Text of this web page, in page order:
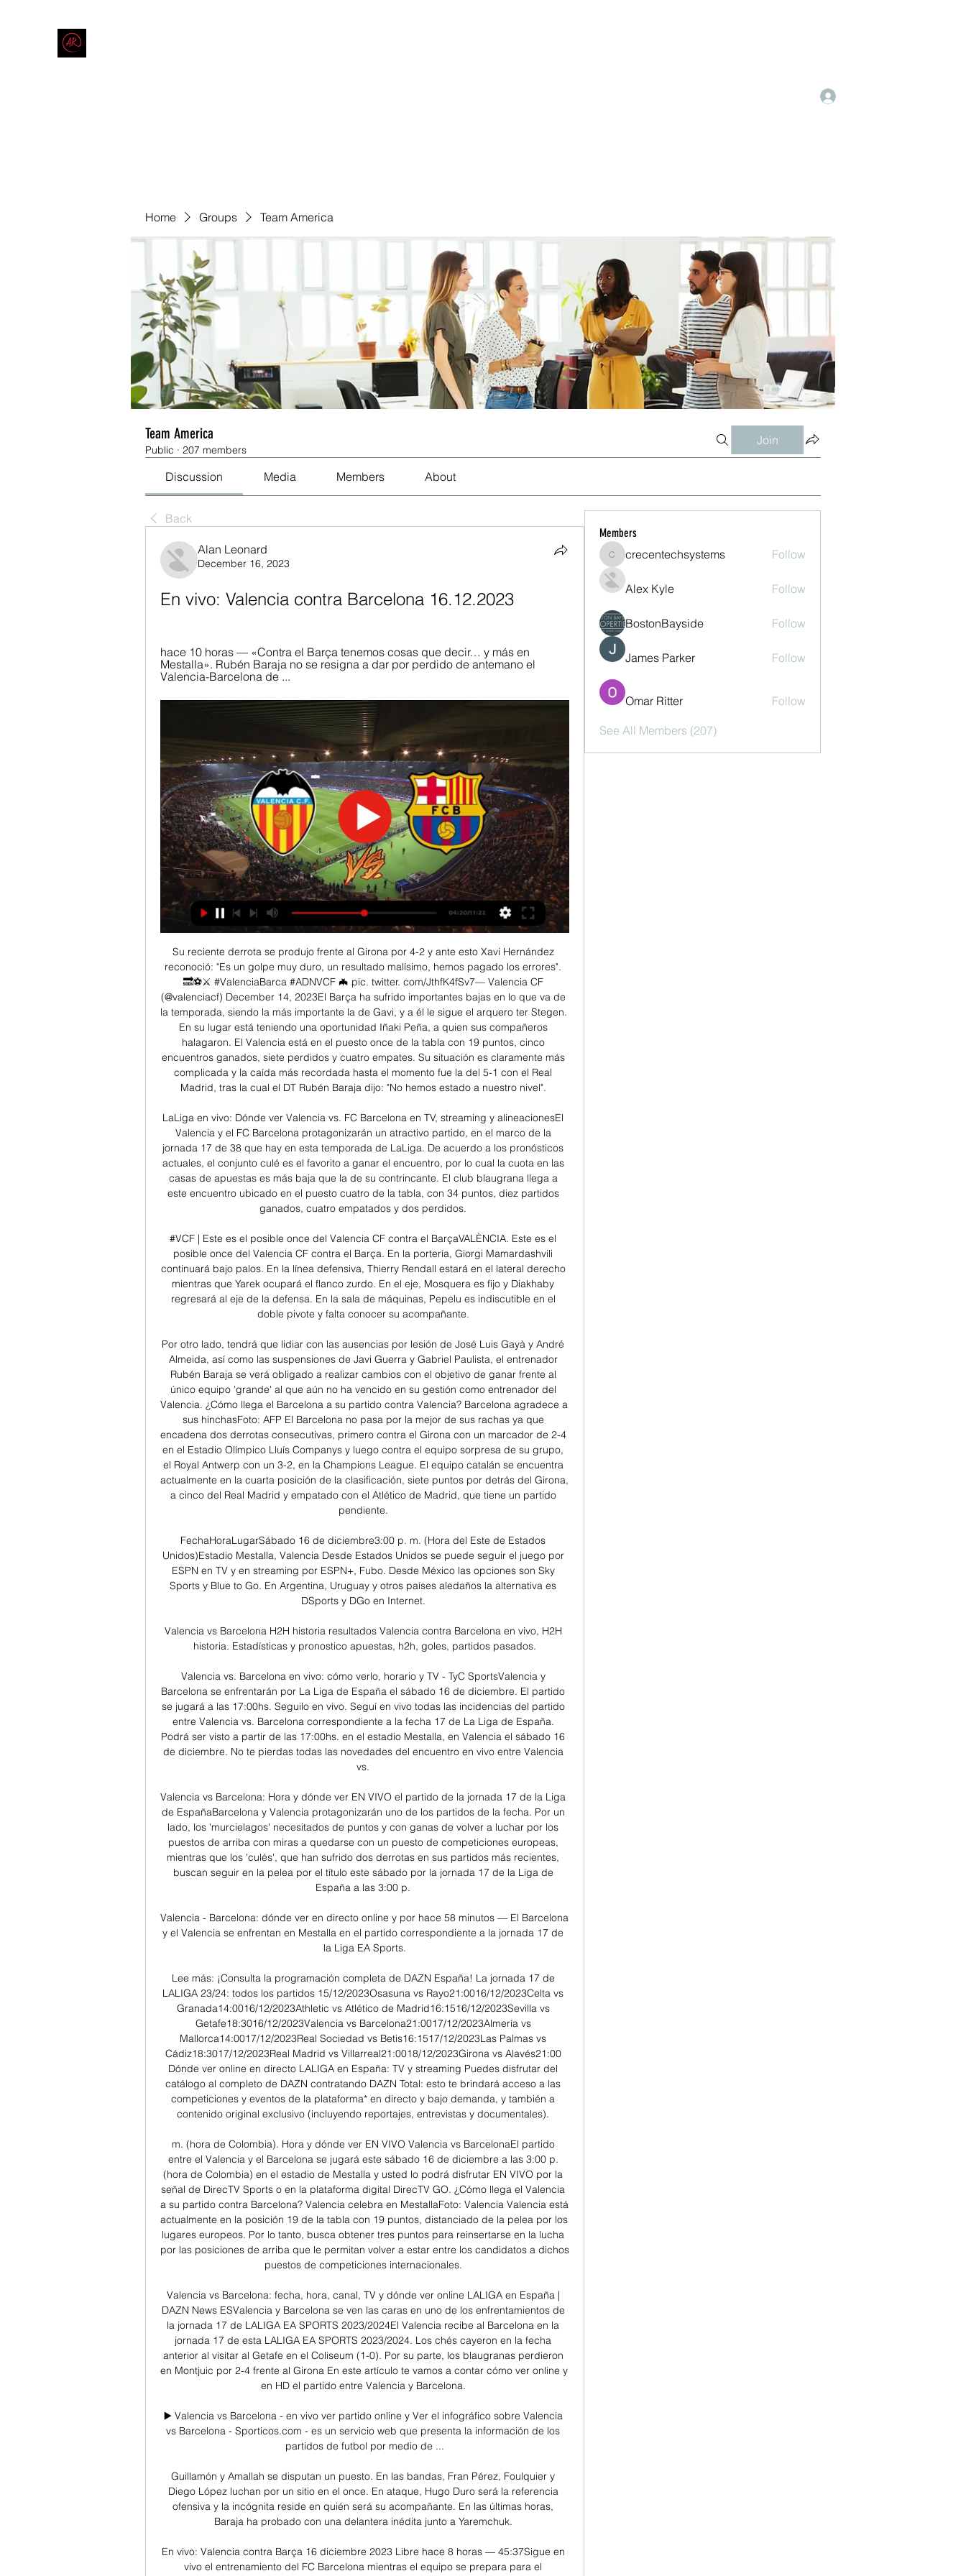
Home Groups Team America
Team America
Public · 207 members
Join
Discussion Media Members About
Back
Alan Leonard
December 16, 2023
En vivo: Valencia contra Barcelona 16.12.2023
hace 10 horas — «Contra el Barça tenemos cosas que decir… y más en
Mestalla». Rubén Baraja no se resigna a dar por perdido de antemano el
Valencia-Barcelona de ...
Su reciente derrota se produjo frente al Girona por 4-2 y ante esto Xavi Hernández
reconoció: "Es un golpe muy duro, un resultado malísimo, hemos pagado los errores".
🔜⚽️⚔️ #ValenciaBarca #ADNVCF 🦇 pic. twitter. com/JthfK4fSv7— Valencia CF
(@valenciacf) December 14, 2023El Barça ha sufrido importantes bajas en lo que va de
la temporada, siendo la más importante la de Gavi, y a él le sigue el arquero ter Stegen.
En su lugar está teniendo una oportunidad Iñaki Peña, a quien sus compañeros
halagaron. El Valencia está en el puesto once de la tabla con 19 puntos, cinco
encuentros ganados, siete perdidos y cuatro empates. Su situación es claramente más
complicada y la caída más recordada hasta el momento fue la del 5-1 con el Real
Madrid, tras la cual el DT Rubén Baraja dijo: "No hemos estado a nuestro nivel".
LaLiga en vivo: Dónde ver Valencia vs. FC Barcelona en TV, streaming y alineacionesEl
Valencia y el FC Barcelona protagonizarán un atractivo partido, en el marco de la
jornada 17 de 38 que hay en esta temporada de LaLiga. De acuerdo a los pronósticos
actuales, el conjunto culé es el favorito a ganar el encuentro, por lo cual la cuota en las
casas de apuestas es más baja que la de su contrincante. El club blaugrana llega a
este encuentro ubicado en el puesto cuatro de la tabla, con 34 puntos, diez partidos
ganados, cuatro empatados y dos perdidos.
#VCF | Este es el posible once del Valencia CF contra el BarçaVALÈNCIA. Este es el
posible once del Valencia CF contra el Barça. En la portería, Giorgi Mamardashvili
continuará bajo palos. En la línea defensiva, Thierry Rendall estará en el lateral derecho
mientras que Yarek ocupará el flanco zurdo. En el eje, Mosquera es fijo y Diakhaby
regresará al eje de la defensa. En la sala de máquinas, Pepelu es indiscutible en el
doble pivote y falta conocer su acompañante.
Por otro lado, tendrá que lidiar con las ausencias por lesión de José Luis Gayà y André
Almeida, así como las suspensiones de Javi Guerra y Gabriel Paulista, el entrenador
Rubén Baraja se verá obligado a realizar cambios con el objetivo de ganar frente al
único equipo 'grande' al que aún no ha vencido en su gestión como entrenador del
Valencia. ¿Cómo llega el Barcelona a su partido contra Valencia? Barcelona agradece a
sus hinchasFoto: AFP El Barcelona no pasa por la mejor de sus rachas ya que
encadena dos derrotas consecutivas, primero contra el Girona con un marcador de 2-4
en el Estadio Olímpico Lluís Companys y luego contra el equipo sorpresa de su grupo,
el Royal Antwerp con un 3-2, en la Champions League. El equipo catalán se encuentra
actualmente en la cuarta posición de la clasificación, siete puntos por detrás del Girona,
a cinco del Real Madrid y empatado con el Atlético de Madrid, que tiene un partido
pendiente.
FechaHoraLugarSábado 16 de diciembre3:00 p. m. (Hora del Este de Estados
Unidos)Estadio Mestalla, Valencia Desde Estados Unidos se puede seguir el juego por
ESPN en TV y en streaming por ESPN+, Fubo. Desde México las opciones son Sky
Sports y Blue to Go. En Argentina, Uruguay y otros países aledaños la alternativa es
DSports y DGo en Internet.
Valencia vs Barcelona H2H historia resultados Valencia contra Barcelona en vivo, H2H
historia. Estadísticas y pronostico apuestas, h2h, goles, partidos pasados.
Valencia vs. Barcelona en vivo: cómo verlo, horario y TV - TyC SportsValencia y
Barcelona se enfrentarán por La Liga de España el sábado 16 de diciembre. El partido
se jugará a las 17:00hs. Seguilo en vivo. Seguí en vivo todas las incidencias del partido
entre Valencia vs. Barcelona correspondiente a la fecha 17 de La Liga de España.
Podrá ser visto a partir de las 17:00hs. en el estadio Mestalla, en Valencia el sábado 16
de diciembre. No te pierdas todas las novedades del encuentro en vivo entre Valencia
vs.
Valencia vs Barcelona: Hora y dónde ver EN VIVO el partido de la jornada 17 de la Liga
de EspañaBarcelona y Valencia protagonizarán uno de los partidos de la fecha. Por un
lado, los 'murcielagos' necesitados de puntos y con ganas de volver a luchar por los
puestos de arriba con miras a quedarse con un puesto de competiciones europeas,
mientras que los 'culés', que han sufrido dos derrotas en sus partidos más recientes,
buscan seguir en la pelea por el título este sábado por la jornada 17 de la Liga de
España a las 3:00 p.
Valencia - Barcelona: dónde ver en directo online y por hace 58 minutos — El Barcelona
y el Valencia se enfrentan en Mestalla en el partido correspondiente a la jornada 17 de
la Liga EA Sports.
Lee más: ¡Consulta la programación completa de DAZN España! La jornada 17 de
LALIGA 23/24: todos los partidos 15/12/2023Osasuna vs Rayo21:0016/12/2023Celta vs
Granada14:0016/12/2023Athletic vs Atlético de Madrid16:1516/12/2023Sevilla vs
Getafe18:3016/12/2023Valencia vs Barcelona21:0017/12/2023Almería vs
Mallorca14:0017/12/2023Real Sociedad vs Betis16:1517/12/2023Las Palmas vs
Cádiz18:3017/12/2023Real Madrid vs Villarreal21:0018/12/2023Girona vs Alavés21:00
Dónde ver online en directo LALIGA en España: TV y streaming Puedes disfrutar del
catálogo al completo de DAZN contratando DAZN Total: esto te brindará acceso a las
competiciones y eventos de la plataforma* en directo y bajo demanda, y también a
contenido original exclusivo (incluyendo reportajes, entrevistas y documentales).
m. (hora de Colombia). Hora y dónde ver EN VIVO Valencia vs BarcelonaEl partido
entre el Valencia y el Barcelona se jugará este sábado 16 de diciembre a las 3:00 p.
(hora de Colombia) en el estadio de Mestalla y usted lo podrá disfrutar EN VIVO por la
señal de DirecTV Sports o en la plataforma digital DirecTV GO. ¿Cómo llega el Valencia
a su partido contra Barcelona? Valencia celebra en MestallaFoto: Valencia Valencia está
actualmente en la posición 19 de la tabla con 19 puntos, distanciado de la pelea por los
lugares europeos. Por lo tanto, busca obtener tres puntos para reinsertarse en la lucha
por las posiciones de arriba que le permitan volver a estar entre los candidatos a dichos
puestos de competiciones internacionales.
Valencia vs Barcelona: fecha, hora, canal, TV y dónde ver online LALIGA en España |
DAZN News ESValencia y Barcelona se ven las caras en uno de los enfrentamientos de
la jornada 17 de LALIGA EA SPORTS 2023/2024El Valencia recibe al Barcelona en la
jornada 17 de esta LALIGA EA SPORTS 2023/2024. Los chés cayeron en la fecha
anterior al visitar al Getafe en el Coliseum (1-0). Por su parte, los blaugranas perdieron
en Montjuic por 2-4 frente al Girona En este artículo te vamos a contar cómo ver online y
en HD el partido entre Valencia y Barcelona.
▶️ Valencia vs Barcelona - en vivo ver partido online y Ver el infográfico sobre Valencia
vs Barcelona - Sporticos.com - es un servicio web que presenta la información de los
partidos de futbol por medio de ...
Guillamón y Amallah se disputan un puesto. En las bandas, Fran Pérez, Foulquier y
Diego López luchan por un sitio en el once. En ataque, Hugo Duro será la referencia
ofensiva y la incógnita reside en quién será su acompañante. En las últimas horas,
Baraja ha probado con una delantera inédita junto a Yaremchuk.
En vivo: Valencia contra Barça 16 diciembre 2023 Libre hace 8 horas — 45:37Sigue en
vivo el entrenamiento del FC Barcelona mientras el equipo se prepara para el
Members
crecentechsystems
crecentechsystems Follow
Alex Kyle Follow
BostonBayside Follow
James Parker Follow
Omar Ritter Follow
See All Members (207)